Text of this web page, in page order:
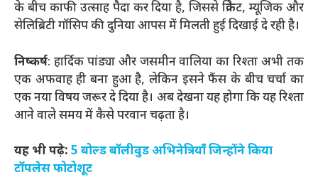
के बीच काफी उत्साह पैदा कर दिया है, जिससे क्रिकेट, म्यूजिक और
सेलिब्रिटी गॉसिप की दुनिया आपस में मिलती हुई दिखाई दे रही है।
निष्कर्ष: हार्दिक पांड्या और जसमीन वालिया का रिश्ता अभी तक
एक अफवाह ही बना हुआ है, लेकिन इसने फैंस के बीच चर्चा का
एक नया विषय जरूर दे दिया है। अब देखना यह होगा कि यह रिश्ता
आने वाले समय में कैसे परवान चढ़ता है।
यह भी पढ़े: 5 बोल्ड बॉलीवुड अभिनेत्रियाँ जिन्होंने किया
टॉपलेस फोटोशूट